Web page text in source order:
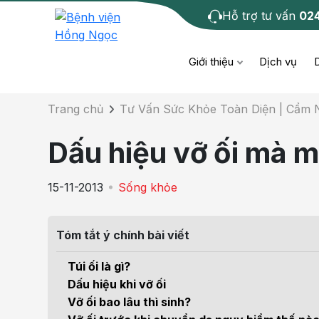
Hỗ trợ tư vấn
Giới thiệu Dịch vụ
Cơ xương khớp
Tiêm chủng
Tầm soát ung thư
Điện quang can thiệp
Da
Chi tiết bài tư
Trang chủ Tư Vấn Sức Khỏe Toàn Diện | Cẩm
Dấu hiệu vỡ ối mà
15-11-2013 Sống khỏe
Tóm tắt ý chính bài viết
Túi ối là gì?
Dấu hiệu khi vỡ ối
Vỡ ối bao lâu thì sinh?